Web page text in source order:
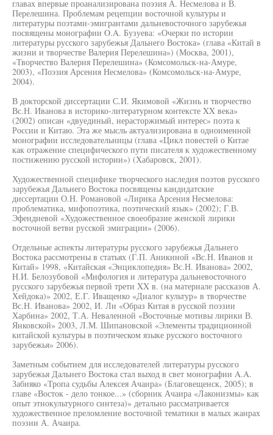
главах впервые проанализирована поэзия А. Несмелова и В.
Перелешина. Проблемам рецепции восточной культуры и
литературы поэтами-эмигрантами дальневосточного зарубежья
посвящены монографии O.A. Бузуева: «Очерки по истории
литературы русского зарубежья Дальнего Востока» (глава «Китай в
жизни и творчестве Валерия Перелешина») (Москва, 2001),
«Творчество Валерия Перелешина» (Комсомольск-на-Амуре,
2003), «Поэзия Арсения Несмелова» (Комсомольск-на-Амуре,
2004).
В докторской диссертации С.И. Якимовой «Жизнь и творчество
Вс.Н. Иванова в историко-литературном контексте XX века»
(2002) описан «двуединый, нерасторжимый интерес» поэта к
России и Китаю. Эта же мысль актуализирована в одноименной
монографии исследовательницы (глава «Цикл повестей о Китае
как отражение специфического пути писателя к художественному
постижению русской истории») (Хабаровск, 2001).
Художественной специфике творческого наследия поэтов русского
зарубежья Дальнего Востока посвящены кандидатские
диссертации О.Н. Романовой «Лирика Арсения Несмелова:
проблематика, мифопоэтика, поэтический язык» (2002); Г.В.
Эфендиевой «Художественное своеобразие женской лирики
восточной ветви русской эмиграции» (2006).
Отдельные аспекты литературы русского зарубежья Дальнего
Востока рассмотрены в статьях (Г.П. Аникиной «Вс.Н. Иванов и
Китай» 1998, «Китайская «Энциклопедия» Вс.Н. Иванова» 2002,
Н.И. Белозубовой «Мифология и литература дальневосточного
русского зарубежья первой трети XX в. (на материале рассказов А.
Хейдока)» 2002, Е.Г. Иващенко «Диалог культур» в творчестве
Вс.Н. Иванова» 2002, И. Ли «Образ Китая в русской поэзии
Харбина» 2002, Т.А. Неваленной «Восточные мотивы лирики В.
Янковской» 2003, Л.М. Шипановской «Элементы традиционной
китайской культуры в поэтическом языке русского восточного
зарубежья» 2006).
Заметным событием для исследователей литературы русского
зарубежья Дальнего Востока стал выход в свет монографии A.A.
Забияко «Тропа судьбы Алексея Ачаира» (Благовещенск, 2005); в
главе «Восток - дело тонкое...» (сборник Ачаира «Лаконизмы» как
опыт этнокультурного синтеза)» детально рассматривается
художественное преломление восточной тематики в малых жанрах
поэзии А. Ачаира.